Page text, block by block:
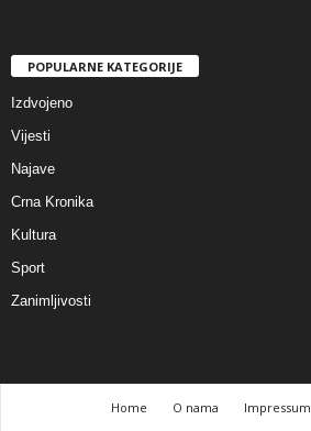
POPULARNE KATEGORIJE
Izdvojeno
Vijesti
Najave
Crna Kronika
Kultura
Sport
Zanimljivosti
Home O nama Impressum